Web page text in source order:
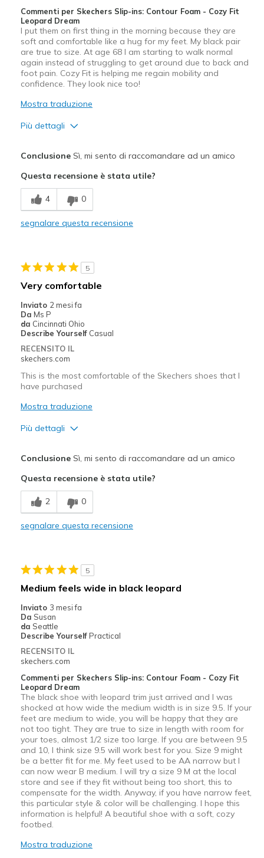
Commenti per Skechers Slip-ins: Contour Foam - Cozy Fit
Leopard Dream
I put them on first thing in the morning because they are
soft and comfortable like a hug for my feet. My black pair
are true to size. At age 68 I am starting to walk normal
again instead of struggling to get around due to back and
foot pain. Cozy Fit is helping me regain mobility and
confidence. They look nice too!
Mostra traduzione
Più dettagli
Comfortable
Durable
Casual Wear
Travel
Width
Sizing
View On Shoes
I'm Really Into Shoes
ConclusioneSì, mi sento di raccomandare ad un amico
Questa recensione è stata utile?
4 0
segnalare questa recensione
5
Very comfortable
Inviato 2 mesi fa
Da Ms P
da Cincinnati Ohio
Describe Yourself Casual
RECENSITO IL
skechers.com
This is the most comfortable of the Skechers shoes that I
have purchased
Mostra traduzione
Più dettagli
Breathe Well
Comfortable
Migliori Utilizzi:
Special Occasions
Travel
Width
Feels true to width
Sizing
Feels true to size
View On Shoes
I'm Into Shoes
ConclusioneSì, mi sento di raccomandare ad un amico
Questa recensione è stata utile?
2 0
segnalare questa recensione
5
Medium feels wide in black leopard
Inviato 3 mesi fa
Da Susan
da Seattle
Describe Yourself Practical
RECENSITO IL
skechers.com
Commenti per Skechers Slip-ins: Contour Foam - Cozy Fit
Leopard Dream
The black shoe with leopard trim just arrived and I was
shocked at how wide the medium width is in size 9.5. If your
feet are medium to wide, you will be happy that they are
not too tight. They are true to size in length with room for
your toes, almost 1/2 size too large. If you are between 9.5
and 10, I think size 9.5 will work best for you. Size 9 might
be a better fit for me. My feet used to be AA narrow but I
can now wear B medium. I will try a size 9 M at the local
store and see if they fit without being too short, this to
compensate for the width. Anyway, if you have narrow feet,
this particular style & color will be challenging. I hope this
information is helpful! A beautiful shoe with a soft, cozy
footbed.
Mostra traduzione